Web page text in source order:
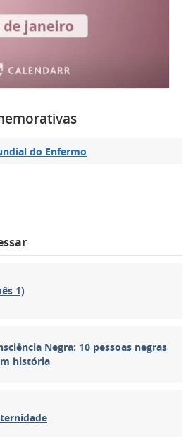
do Enfermo
1)
Negra: 10 pessoas negras
história